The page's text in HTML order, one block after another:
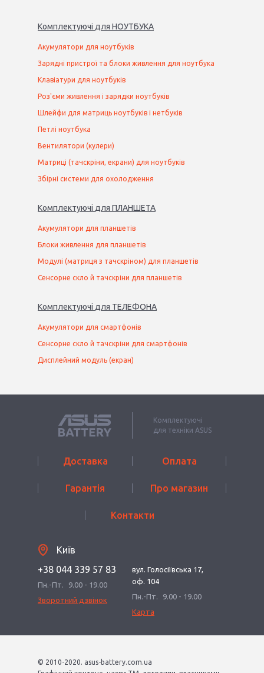
Комплектуючі для НОУТБУКА
Акумулятори для ноутбуків
Зарядні пристрої та блоки живлення для ноутбука
Клавіатури для ноутбуків
Роз'єми живлення і зарядки ноутбуків
Шлейфи для матриць ноутбуків і нетбуків
Петлі ноутбука
Вентилятори (кулери)
Матриці (тачскріни, екрани) для ноутбуків
Збірні системи для охолодження
Комплектуючі для ПЛАНШЕТА
Акумулятори для планшетів
Блоки живлення для планшетів
Модулі (матриця з тачскріном) для планшетів
Сенсорне скло й тачскріни для планшетів
Комплектуючі для ТЕЛЕФОНА
Акумулятори для смартфонів
Сенсорне скло й тачскріни для смартфонів
Дисплейний модуль (екран)
Комплектуючі
для техніки ASUS
Доставка Оплата
Гарантія Про магазин
Контакти
Київ
+38 044 339 57 83
Пн.-Пт.
9.00 - 19.00
Зворотний дзвінок
вул. Голосіївська 17,
оф. 104
Пн.-Пт.
9.00 - 19.00
Карта
© 2010-2020. asus-battery.com.ua